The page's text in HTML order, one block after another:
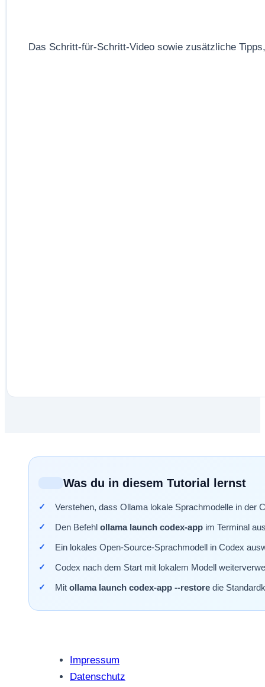
Das Schritt-für-Schritt-Video sowie zusätzliche
Was du in diesem Tutorial lernst
Verstehen, dass Ollama lokale Sprachmodelle in der
Den Befehl ollama launch codex-app im Terminal
Ein lokales Open-Source-Sprachmodell in Codex
Codex nach dem Start mit lokalem Modell
Mit ollama launch codex-app --restore die
Impressum
Datenschutz